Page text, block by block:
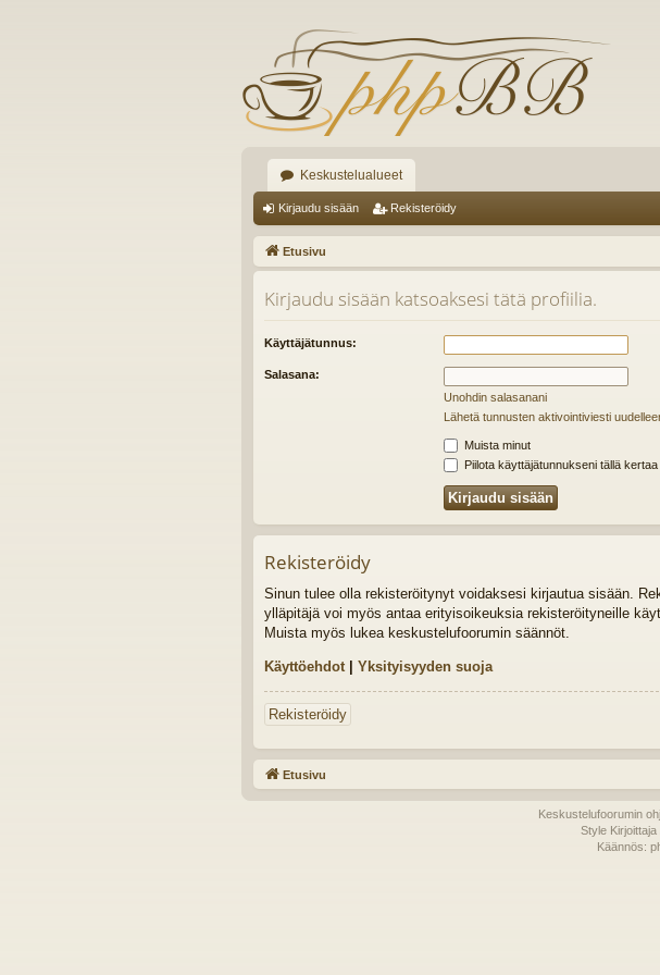
Keskustelualueet
Kirjaudu sisään Rekisteröidy
Etusivu
Kirjaudu sisään katsoaksesi tätä profiilia.
Käyttäjätunnus:
Salasana:
Unohdin salasanani
Lähetä tunnusten aktivointiviesti
Muista minut
Piilota käyttäjätunnukseni tällä kertaa
Rekisteröidy
Sinun tulee olla rekisteröitynyt voidaksesi kirjautua sisään.
ylläpitäjä voi myös antaa erityisoikeuksia rekisteröityneille
Muista myös lukea keskustelufoorumin säännöt.
Käyttöehdot | Yksityisyyden suoja
Rekisteröidy
Etusivu
Keskustelufoorumin
Style Kirjoittaja
Käännös: